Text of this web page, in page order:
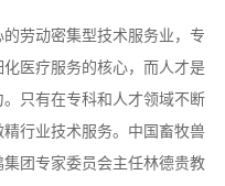
劳动密集型技术服务业，专
医疗服务的核心，而人才是
只有在专科和人才领域不断
行业技术服务。中国畜牧兽
团专家委员会主任林德贵教